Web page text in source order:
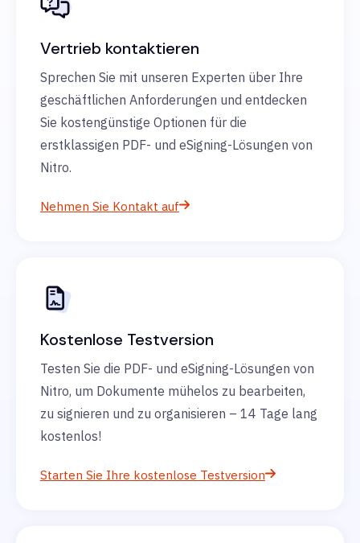
Vertrieb kontaktieren
Sprechen Sie mit unseren Experten über Ihre
geschäftlichen Anforderungen und entdecken
Sie kostengünstige Optionen für die
erstklassigen PDF- und eSigning-Lösungen von
Nitro.
Nehmen Sie Kontakt auf
Kostenlose Testversion
Testen Sie die PDF- und eSigning-Lösungen von
Nitro, um Dokumente mühelos zu bearbeiten,
zu signieren und zu organisieren – 14 Tage lang
kostenlos!
Starten Sie Ihre kostenlose Testversion